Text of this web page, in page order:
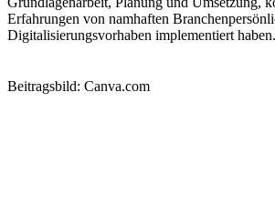
Erfahrungen von namhaften
Digitalisierungsvorhaben implementiert haben.
Beitragsbild: Canva.com